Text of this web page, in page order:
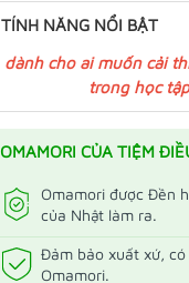
TÍNH NĂNG NỔI BẬT
dành cho ai muốn cải
trong học tập
OMAMORI CỦA TIỆM
Omamori được Đền
của Nhật làm ra.
Đảm bảo xuất xứ,
Omamori.